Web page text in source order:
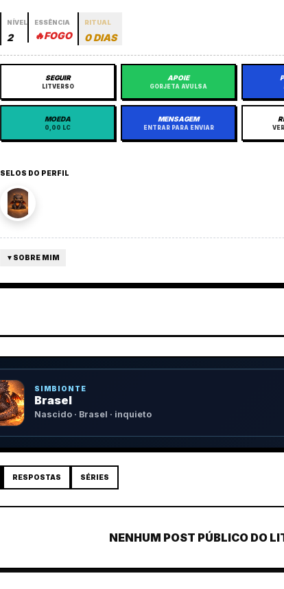
NÍVEL
2
ESSÊNCIA
🔥FOGO
RITUAL
0 DIAS
SEGUIR
LITVERSO
APOIE
GORJETA AVULSA
MOEDA
0,00 LC
MENSAGEM
ENTRAR PARA ENVIAR
SELOS DO PERFIL
▼ SOBRE MIM
SIMBIONTE
Brasel
Nascido · Brasel · inquieto
RESPOSTAS SÉRIES
NENHUM POST PÚBLICO DO